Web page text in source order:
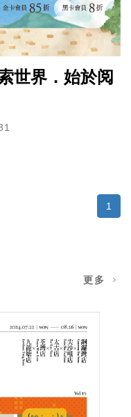
世界．始於阅
1
更多